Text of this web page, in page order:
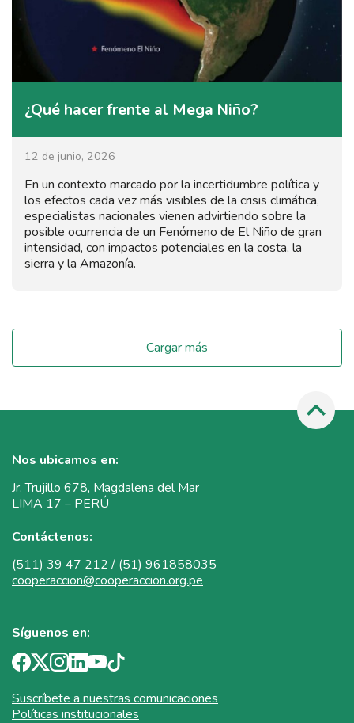
¿Qué hacer frente al Mega Niño?
12 de junio, 2026
En un contexto marcado por la incertidumbre política y
los efectos cada vez más visibles de la crisis climática,
especialistas nacionales vienen advirtiendo sobre la
posible ocurrencia de un Fenómeno de El Niño de gran
intensidad, con impactos potenciales en la costa, la
sierra y la Amazonía.
Cargar más
Nos ubicamos en:
Jr. Trujillo 678, Magdalena del Mar
LIMA 17 – PERÚ
Contáctenos:
(511) 39 47 212 / (51) 961858035
cooperaccion@cooperaccion.org.pe
Síguenos en:
Suscríbete a nuestras comunicaciones
Políticas institucionales